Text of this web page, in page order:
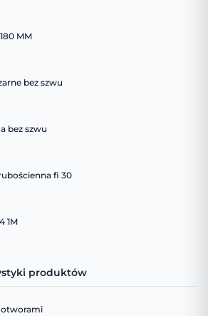
MM
bez szwu
bez szwu
fi 30
1M
produktów
otworami